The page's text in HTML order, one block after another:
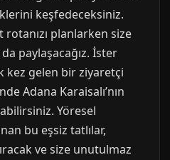
keşfedeceksiniz.
rotanızı planlarken size
paylaşacağız. İster
kez gelen bir ziyaretçi
Adana Karaisalı’nın
Yöresel
bu eşsiz tatlılar,
ve size unutulmaz